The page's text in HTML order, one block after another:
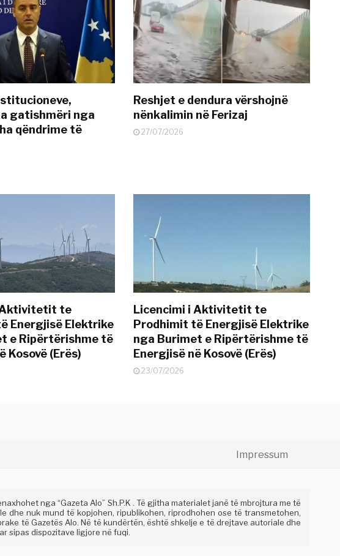
gatishmëri nga
qëndrime të
Reshjet e dendura vërshojnë
nënkalimin në Ferizaj
27/07/2026
Aktivitetit te
Energjisë Elektrike
e Ripërtërishme të
Kosovë (Erës)
Licencimi i Aktivitetit te
Prodhimit të Energjisë Elektrike
nga Burimet e Ripërtërishme të
Energjisë në Kosovë (Erës)
23/07/2026
Impressum
nga “Gazeta Alo” Sh.P.K . Të gjitha materialet janë të mbrojtura me të
dhe nuk mund të kopjohen, ripublikohen, riprodhohen ose të transmetohen,
të Gazetës Alo. Në të kundërtën, është shkelje e të drejtave autoriale dhe
sipas dispozitave ligjore në fuqi.